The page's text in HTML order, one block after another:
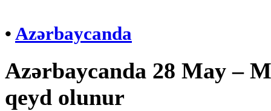
• Azərbaycanda
Azərbaycanda 28 May –
qeyd olunur